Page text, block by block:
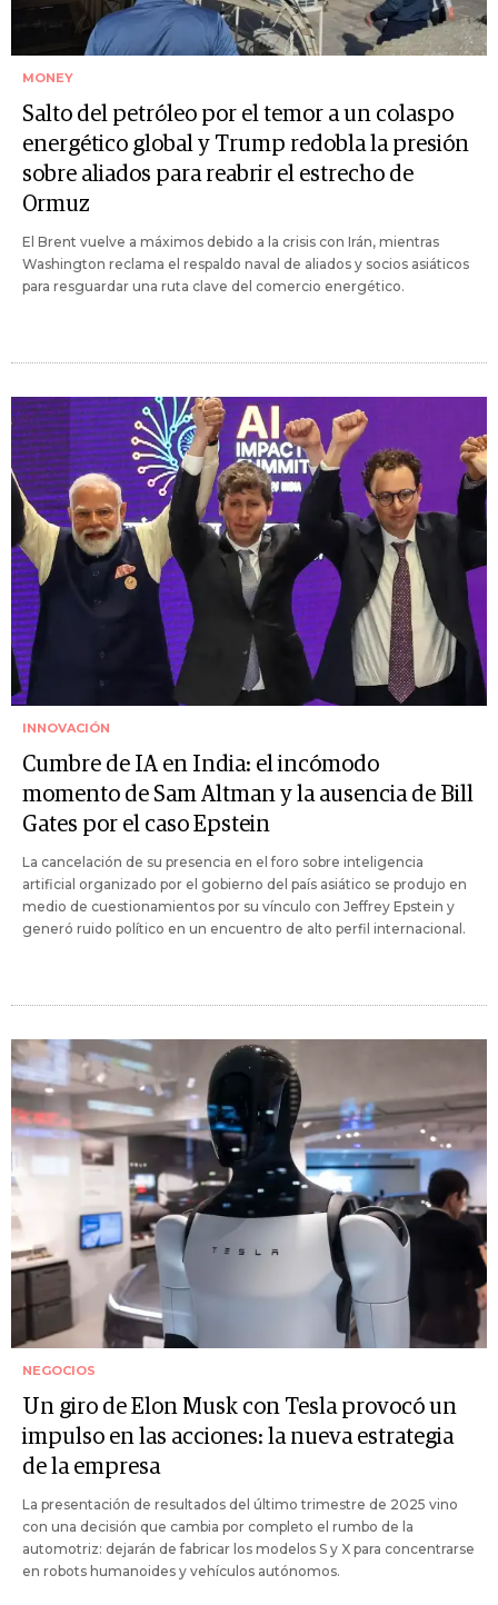
MONEY
Salto del petróleo por el temor a un colaspo
energético global y Trump redobla la presión
sobre aliados para reabrir el estrecho de
Ormuz
El Brent vuelve a máximos debido a la crisis con Irán, mientras
Washington reclama el respaldo naval de aliados y socios asiáticos
para resguardar una ruta clave del comercio energético.
INNOVACIÓN
Cumbre de IA en India: el incómodo
momento de Sam Altman y la ausencia de Bill
Gates por el caso Epstein
La cancelación de su presencia en el foro sobre inteligencia
artificial organizado por el gobierno del país asiático se produjo en
medio de cuestionamientos por su vínculo con Jeffrey Epstein y
generó ruido político en un encuentro de alto perfil internacional.
NEGOCIOS
Un giro de Elon Musk con Tesla provocó un
impulso en las acciones: la nueva estrategia
de la empresa
La presentación de resultados del último trimestre de 2025 vino
con una decisión que cambia por completo el rumbo de la
automotriz: dejarán de fabricar los modelos S y X para concentrarse
en robots humanoides y vehículos autónomos.